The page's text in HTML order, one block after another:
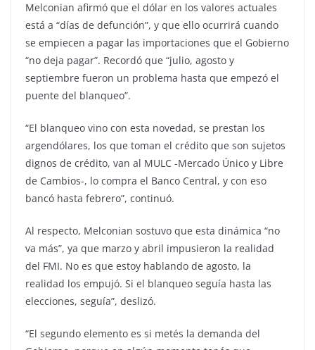
Melconian afirmó que el dólar en los valores actuales
está a “días de defunción”, y que ello ocurrirá cuando
se empiecen a pagar las importaciones que el Gobierno
“no deja pagar”. Recordó que “julio, agosto y
septiembre fueron un problema hasta que empezó el
puente del blanqueo”.
“El blanqueo vino con esta novedad, se prestan los
argendólares, los que toman el crédito que son sujetos
dignos de crédito, van al MULC -Mercado Único y Libre
de Cambios-, lo compra el Banco Central, y con eso
bancó hasta febrero”, continuó.
Al respecto, Melconian sostuvo que esta dinámica “no
va más”, ya que marzo y abril impusieron la realidad
del FMI. No es que estoy hablando de agosto, la
realidad los empujó. Si el blanqueo seguía hasta las
elecciones, seguía”, deslizó.
“El segundo elemento es si metés la demanda del